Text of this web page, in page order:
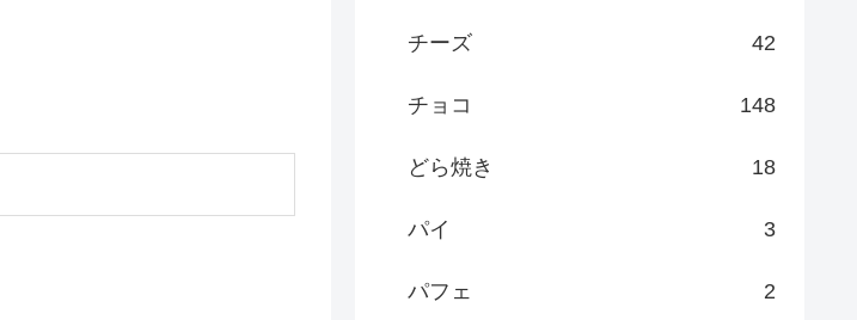
チーズ 42
チョコ 148
どら焼き 18
パイ 3
パフェ 2